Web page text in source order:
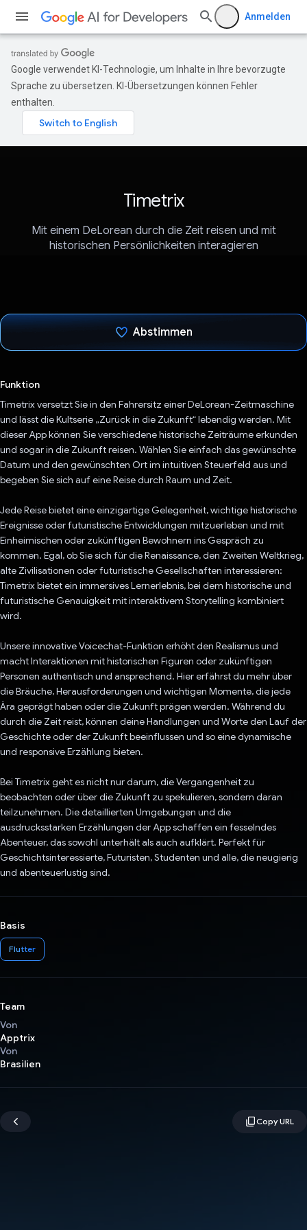
Anmelden
Google verwendet KI-Technologie, um Inhalte in Ihre bevorzugte
Sprache zu übersetzen. KI-Übersetzungen können Fehler
enthalten.
Timetrix
Mit einem DeLorean durch die Zeit reisen und mit
historischen Persönlichkeiten interagieren
Abstimmen
Funktion
Timetrix versetzt Sie in den Fahrersitz einer DeLorean-Zeitmaschine
und lässt die Kultserie „Zurück in die Zukunft“ lebendig werden. Mit
dieser App können Sie verschiedene historische Zeiträume erkunden
und sogar in die Zukunft reisen. Wählen Sie einfach das gewünschte
Datum und den gewünschten Ort im intuitiven Steuerfeld aus und
begeben Sie sich auf eine Reise durch Raum und Zeit.
Jede Reise bietet eine einzigartige Gelegenheit, wichtige historische
Ereignisse oder futuristische Entwicklungen mitzuerleben und mit
Einheimischen oder zukünftigen Bewohnern ins Gespräch zu
kommen. Egal, ob Sie sich für die Renaissance, den Zweiten Weltkrieg,
alte Zivilisationen oder futuristische Gesellschaften interessieren:
Timetrix bietet ein immersives Lernerlebnis, bei dem historische und
futuristische Genauigkeit mit interaktivem Storytelling kombiniert
wird.
Unsere innovative Voicechat-Funktion erhöht den Realismus und
macht Interaktionen mit historischen Figuren oder zukünftigen
Personen authentisch und ansprechend. Hier erfährst du mehr über
die Bräuche, Herausforderungen und wichtigen Momente, die jede
Ära geprägt haben oder die Zukunft prägen werden. Während du
durch die Zeit reist, können deine Handlungen und Worte den Lauf der
Geschichte oder der Zukunft beeinflussen und so eine dynamische
und responsive Erzählung bieten.
Bei Timetrix geht es nicht nur darum, die Vergangenheit zu
beobachten oder über die Zukunft zu spekulieren, sondern daran
teilzunehmen. Die detaillierten Umgebungen und die
ausdrucksstarken Erzählungen der App schaffen ein fesselndes
Abenteuer, das sowohl unterhält als auch aufklärt. Perfekt für
Geschichtsinteressierte, Futuristen, Studenten und alle, die neugierig
und abenteuerlustig sind.
Basis
Flutter
Team
Von
Apptrix
Von
Brasilien